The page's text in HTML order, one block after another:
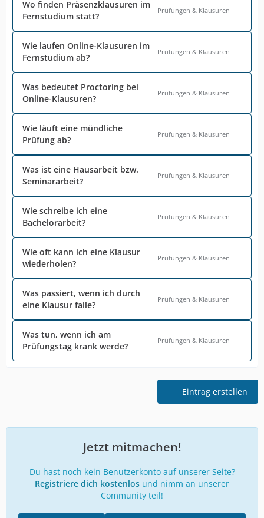
Wo finden Präsenzklausuren im
Fernstudium statt?
Prüfungen & Klausuren
Wie laufen Online-Klausuren im
Fernstudium ab?
Prüfungen & Klausuren
Was bedeutet Proctoring bei
Online-Klausuren?
Prüfungen & Klausuren
Wie läuft eine mündliche
Prüfung ab?
Prüfungen & Klausuren
Was ist eine Hausarbeit bzw.
Seminararbeit?
Prüfungen & Klausuren
Wie schreibe ich eine
Bachelorarbeit?
Prüfungen & Klausuren
Wie oft kann ich eine Klausur
wiederholen?
Prüfungen & Klausuren
Was passiert, wenn ich durch
eine Klausur falle?
Prüfungen & Klausuren
Was tun, wenn ich am
Prüfungstag krank werde?
Prüfungen & Klausuren
Eintrag erstellen
Jetzt mitmachen!
Du hast noch kein Benutzerkonto auf unserer Seite?
Registriere dich kostenlos und nimm an unserer
Community teil!